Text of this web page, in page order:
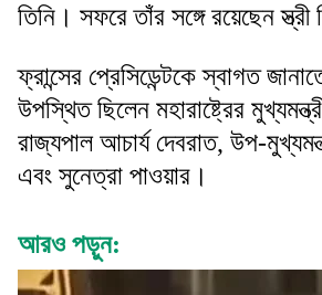
তিনি। সফরে তাঁর সঙ্গে রয়েছেন
ফ্রান্সের প্রেসিডেন্টকে স্বাগত
উপস্থিত ছিলেন মহারাষ্ট্রের
রাজ্যপাল আচার্য দেবরাত, উপ-
এবং সুনেত্রা পাওয়ার।
আরও পড়ুন: